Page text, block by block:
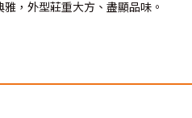
，外型莊重大方、盡顯品味。